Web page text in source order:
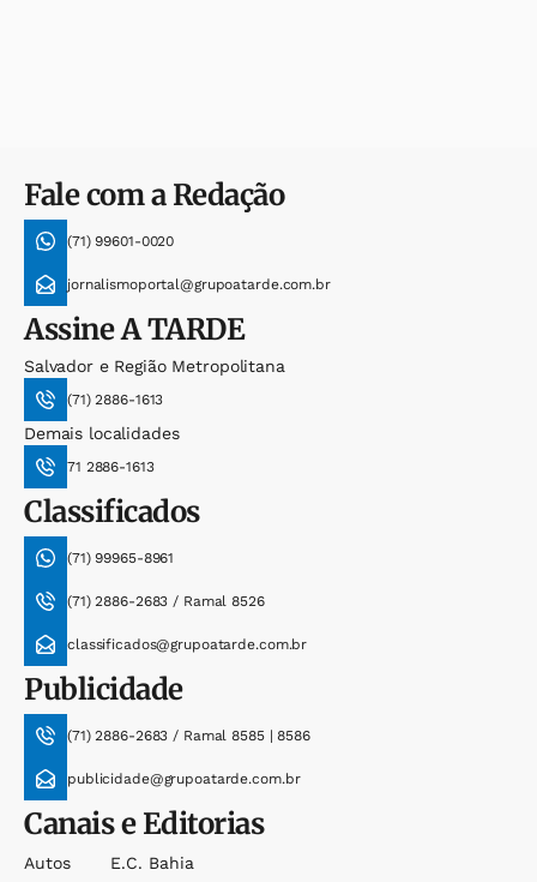
Fale com a Redação
(71) 99601-0020
jornalismoportal@grupoatarde.com.br
AssineA TARDE
Salvador e Região Metropolitana
(71) 2886-1613
Demais localidades
71 2886-1613
Classificados
(71) 99965-8961
(71) 2886-2683 / Ramal 8526
classificados@grupoatarde.com.br
Publicidade
(71) 2886-2683 / Ramal 8585 | 8586
publicidade@grupoatarde.com.br
Canais e Editorias
Autos
E.c. Bahia